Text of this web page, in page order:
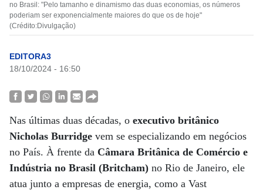
no Brasil: "Pelo tamanho e dinamismo das duas economias, os números
poderiam ser exponencialmente maiores do que os de hoje"
(Crédito:Divulgação)
EDITORA3
18/10/2024 - 16:50
Nas últimas duas décadas, o executivo britânico
Nicholas Burridge vem se especializando em negócios
no País. À frente da Câmara Britânica de Comércio e
Indústria no Brasil (Britcham) no Rio de Janeiro, ele
atua junto a empresas de energia, como a Vast